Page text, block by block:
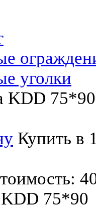
уголки
KDD 75*90
Купить в
75*90